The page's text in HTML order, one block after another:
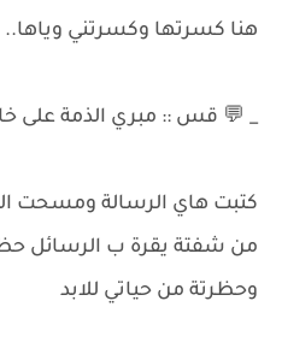
هنا كسرتها وكسرتني وياها..
_ 💬 قس :: مبري الذمة على
كتبت هاي الرسالة ومسحت
من شفتة يقرة ب الرسائل
وحظرتة من حياتي للابد